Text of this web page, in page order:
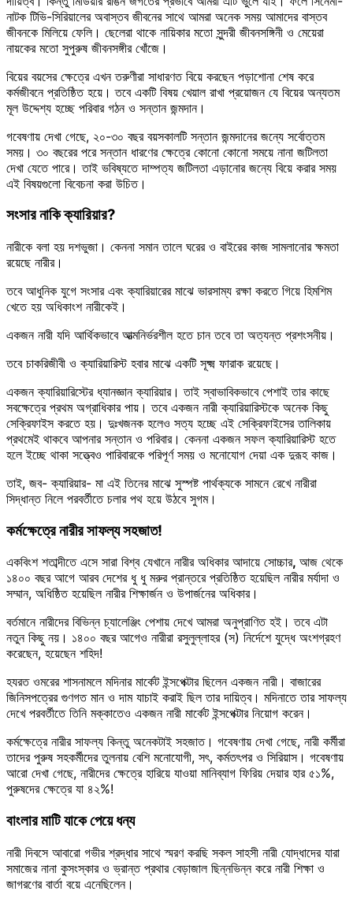
নাটক টিভি-সিরিয়ালের অবাস্তব জীবনের সাথে আমরা অনেক সময় আমাদের বাস্তব
জীবনকে মিলিয়ে ফেলি। ছেলেরা থাকে নায়িকার মতো সুন্দরী জীবনসঙ্গিনী ও মেয়েরা
নায়কের মতো সুপুরুষ জীবনসঙ্গীর খোঁজে।
বিয়ের বয়সের ক্ষেত্রে এখন তরুণীরা সাধারণত বিয়ে করছেন পড়াশোনা শেষ করে
কর্মজীবনে প্রতিষ্ঠিত হয়ে। তবে একটি বিষয় খেয়াল রাখা প্রয়োজন যে বিয়ের অন্যতম
মূল উদ্দেশ্য হচ্ছে পরিবার গঠন ও সন্তান জন্মদান।
গবেষণায় দেখা গেছে, ২০-৩০ বছর বয়সকালটি সন্তান জন্মদানের জন্যে সর্বোত্তম
সময়। ৩০ বছরের পরে সন্তান ধারণের ক্ষেত্রে কোনো কোনো সময়ে নানা জটিলতা
দেখা যেতে পারে। তাই ভবিষ্যতে দাম্পত্য জটিলতা এড়ানোর জন্যে বিয়ে করার সময়
এই বিষয়গুলো বিবেচনা করা উচিত।
সংসার নাকি ক্যারিয়ার?
নারীকে বলা হয় দশভুজা। কেননা সমান তালে ঘরের ও বাইরের কাজ সামলানোর ক্ষমতা
রয়েছে নারীর।
তবে আধুনিক যুগে সংসার এবং ক্যারিয়ারের মাঝে ভারসাম্য রক্ষা করতে গিয়ে হিমশিম
খেতে হয় অধিকাংশ নারীকেই।
একজন নারী যদি আর্থিকভাবে আত্মনির্ভরশীল হতে চান তবে তা অত্যন্ত প্রশংসনীয়।
তবে চাকরিজীবী ও ক্যারিয়ারিস্ট হবার মাঝে একটি সূক্ষ্ম ফারাক রয়েছে।
একজন ক্যারিয়ারিস্টের ধ্যানজ্ঞান ক্যারিয়ার। তাই স্বাভাবিকভাবে পেশাই তার কাছে
সবক্ষেত্রে প্রথম অগ্রাধিকার পায়। তবে একজন নারী ক্যারিয়ারিস্টকে অনেক কিছু
সেক্রিফাইস করতে হয়। দুঃখজনক হলেও সত্য হচ্ছে এই সেক্রিফাইসের তালিকায়
প্রথমেই থাকবে আপনার সন্তান ও পরিবার। কেননা একজন সফল ক্যারিয়ারিস্ট হতে
হলে ইচ্ছে থাকা সত্ত্বেও পারিবারকে পরিপূর্ণ সময় ও মনোযোগ দেয়া এক দুরূহ কাজ।
তাই, জব- ক্যারিয়ার- মা এই তিনের মাঝে সুস্পষ্ট পার্থক্যকে সামনে রেখে নারীরা
সিদ্ধান্ত নিলে পরবর্তীতে চলার পথ হয়ে উঠবে সুগম।
কর্মক্ষেত্রে নারীর সাফল্য সহজাত!
একবিংশ শতাব্দীতে এসে সারা বিশ্ব যেখানে নারীর অধিকার আদায়ে সোচ্চার, আজ থেকে
১৪০০ বছর আগে আরব দেশের ধু ধু মরুর প্রান্তরে প্রতিষ্ঠিত হয়েছিল নারীর মর্যাদা ও
সম্মান, অধিষ্ঠিত হয়েছিল নারীর শিক্ষার্জন ও উপার্জনের অধিকার।
বর্তমানে নারীদের বিভিন্ন চ্যালেঞ্জিং পেশায় দেখে আমরা অনুপ্রাণিত হই। তবে এটা
নতুন কিছু নয়। ১৪০০ বছর আগেও নারীরা রসুলুল্লাহর (স) নির্দেশে যুদ্ধে অংশগ্রহণ
করেছেন, হয়েছেন শহিদ!
হযরত ওমরের শাসনামলে মদিনার মার্কেট ইন্সপেক্টার ছিলেন একজন নারী। বাজারের
জিনিসপত্রের গুণগত মান ও দাম যাচাই করাই ছিল তার দায়িত্ব। মদিনাতে তার সাফল্য
দেখে পরবর্তীতে তিনি মক্কাতেও একজন নারী মার্কেট ইন্সপেক্টার নিয়োগ করেন।
কর্মক্ষেত্রে নারীর সাফল্য কিন্তু অনেকটাই সহজাত। গবেষণায় দেখা গেছে, নারী কর্মীরা
তাদের পুরুষ সহকর্মীদের তুলনায় বেশি মনোযোগী, সৎ, কর্মতৎপর ও সিরিয়াস। গবেষণায়
আরো দেখা গেছে, নারীদের ক্ষেত্রে হারিয়ে যাওয়া মানিব্যাগ ফিরিয় দেয়ার হার ৫১%,
পুরুষদের ক্ষেত্রে যা ৪২%!
বাংলার মাটি যাকে পেয়ে ধন্য
নারী দিবসে আবারো গভীর শ্রদ্ধার সাথে স্মরণ করছি সকল সাহসী নারী যোদ্ধাদের যারা
সমাজের নানা কুসংস্কার ও ভ্রান্ত প্রথার বেড়াজাল ছিন্নভিন্ন করে নারী শিক্ষা ও
জাগরণের বার্তা বয়ে এনেছিলেন।